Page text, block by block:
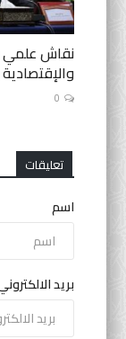
نقاش علمي
0
تعليقات
اسم
بريد